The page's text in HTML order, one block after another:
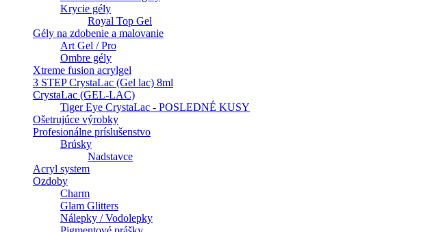
Krycie gély
Royal Top Gel
Gély na zdobenie a malovanie
Art Gel / Pro
Ombre gély
Xtreme fusion acrylgel
3 STEP CrystaLac (Gel lac) 8ml
CrystaLac (GEL-LAC)
Tiger Eye CrystaLac - POSLEDNÉ KUSY
Ošetrujúce výrobky
Profesionálne príslušenstvo
Brúsky
Nadstavce
Acryl system
Ozdoby
Charm
Glam Glitters
Nálepky / Vodolepky